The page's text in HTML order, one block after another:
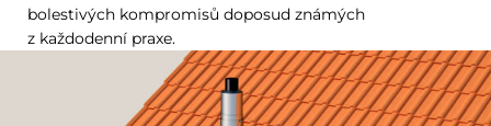
bolestivých kompromisů doposud známých
z každodenní praxe.